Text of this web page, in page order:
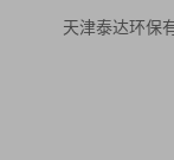
天津泰达环保